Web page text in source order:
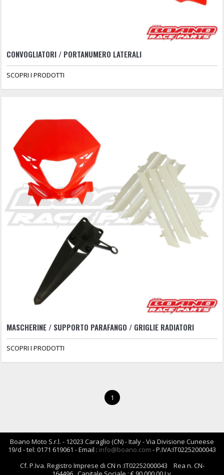
CONVOGLIATORI / PORTANUMERO LATERALI
SCOPRI I PRODOTTI
MASCHERINE / SUPPORTO PARAFANGO / GRIGLIE RADIATORI
SCOPRI I PRODOTTI
1
Boano Moto S.r.l. - 12023 Caraglio (CN) - Italy - Via Divisione Cuneese
19/d - tel: 0171 619061 - Email : info@boano.com - P.IVA:IT02252000043
Cf. P.Iva. Registro Imprese di CN n :IT02252000043 Rea n. CN-